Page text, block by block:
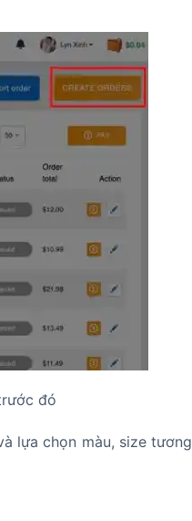
đó
lựa chọn màu, size tương